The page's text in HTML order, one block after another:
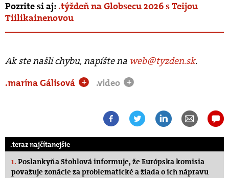
Pozrite si aj: .týždeň na Globsecu 2026 s Teijou
Tiilikainenovou
Ak ste našli chybu, napíšte na web@tyzden.sk.
.marína Gálisová
+ .video +
.teraz najčítanejšie
1. Poslankyňa Stohlová informuje, že Európska komisia
považuje zonácie za problematické a žiada o ich nápravu